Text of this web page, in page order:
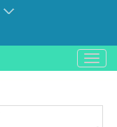
باز
و
کردن